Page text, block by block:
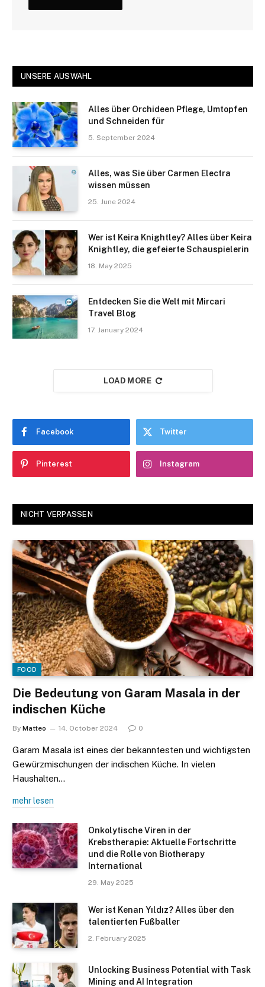
UNSERE AUSWAHL
Alles über Orchideen Pflege, Umtopfen
und Schneiden für
5. September 2024
Alles, was Sie über Carmen Electra
wissen müssen
25. June 2024
Wer ist Keira Knightley? Alles über Keira
Knightley, die gefeierte Schauspielerin
18. May 2025
Entdecken Sie die Welt mit Mircari
Travel Blog
17. January 2024
LOAD MORE
Facebook Twitter
Pinterest Instagram
NICHT VERPASSEN
FOOD
Die Bedeutung von Garam Masala in der
indischen Küche
By Matteo 14. October 2024 0
Garam Masala ist eines der bekanntesten und wichtigsten
Gewürzmischungen der indischen Küche. In vielen
Haushalten…
mehr lesen
Onkolytische Viren in der
Krebstherapie: Aktuelle Fortschritte
und die Rolle von Biotherapy
International
29. May 2025
Wer ist Kenan Yıldız? Alles über den
talentierten Fußballer
2. February 2025
Unlocking Business Potential with Task
Mining and AI Integration